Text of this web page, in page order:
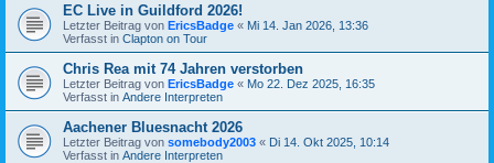
EC Live in Guildford 2026!
Letzter Beitrag von EricsBadge « Mi 14. Jan 2026, 13:36
Verfasst in Clapton on Tour
Chris Rea mit 74 Jahren verstorben
Letzter Beitrag von EricsBadge « Mo 22. Dez 2025, 16:35
Verfasst in Andere Interpreten
Aachener Bluesnacht 2026
Letzter Beitrag von somebody2003 « Di 14. Okt 2025, 10:14
Verfasst in Andere Interpreten